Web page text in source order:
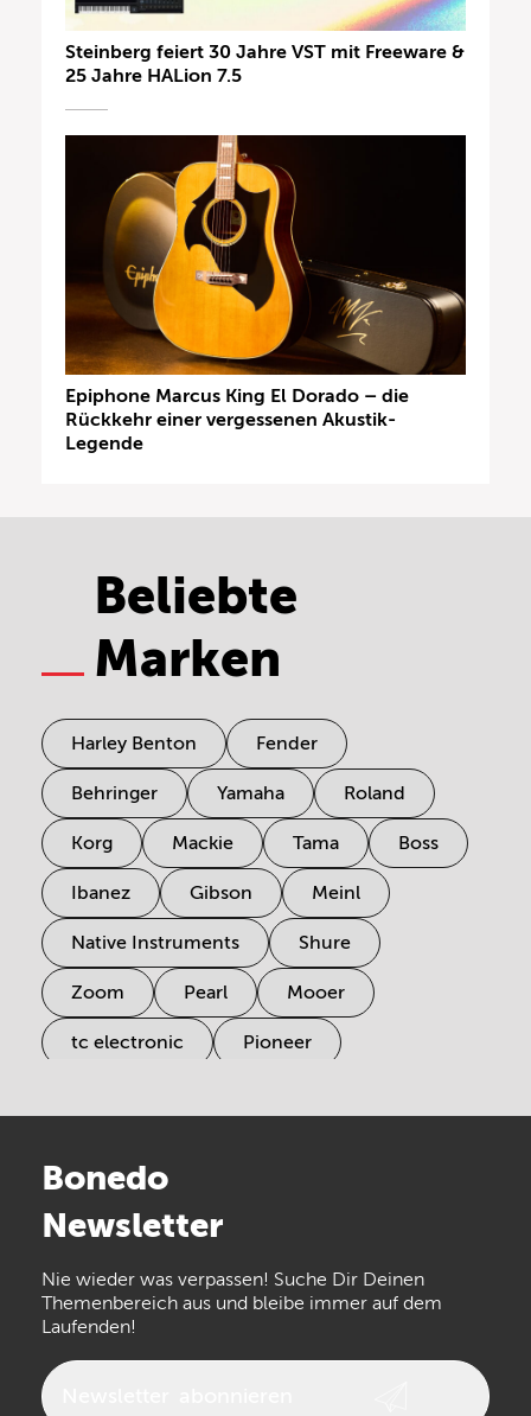
Steinberg feiert 30 Jahre VST mit Freeware &
25 Jahre HALion 7.5
Epiphone Marcus King El Dorado – die
Rückkehr einer vergessenen Akustik-
Legende
Beliebte
Marken
Harley Benton Fender
Behringer Yamaha Roland
Korg Mackie Tama Boss
Ibanez Gibson Meinl
Native Instruments Shure
Zoom Pearl Mooer
tc electronic Pioneer
Arturia
the t.bone
Walrus Audio Epiphone
Bonedo
Newsletter
Nie wieder was verpassen! Suche Dir Deinen
Themenbereich aus und bleibe immer auf dem
Laufenden!